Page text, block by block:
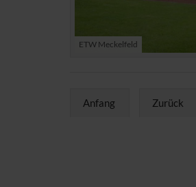
ETW Meckelfeld
Anfang Zurück